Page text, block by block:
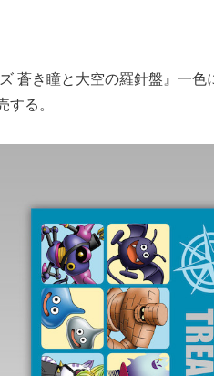
蒼き瞳と大空の羅針盤』一色
る。